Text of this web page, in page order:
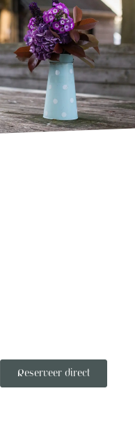
Reserveer direct